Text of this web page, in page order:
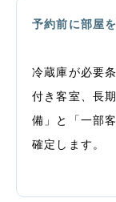
予約前に部屋
冷蔵庫が必要
付き客室、長
備」と「一部
確定します。